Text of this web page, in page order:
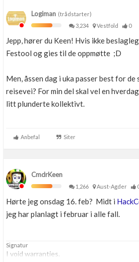
Logiman (trådstarter)
3,234
Vestfold 0
Jepp, hører du Keen! Hvis ikke
Festool og gies til de oppmøtte ;D
Men, åssen dag i uka passer best for de
reisevei? For min del skal vel en
litt plunderte kollektivt.
Anbefal Siter
CmdrKeen
1,266
Aust-Agder
Hørte jeg onsdag 16. feb? Midt i
jeg har planlagt i februar i alle fall.
Signatur
I void warranties.